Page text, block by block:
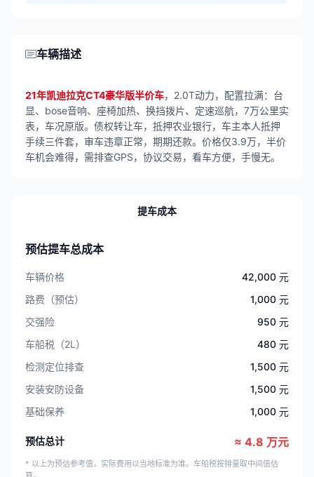
车辆描述
21年凯迪拉克CT4豪华版半价车，2.0T动力，配置拉满：台
显、bose音响、座椅加热、换挡拨片、定速巡航，7万公里实
表，车况原版。债权转让车，抵押农业银行，车主本人抵押
手续三件套，审车违章正常，期期还款。价格仅3.9万，半价
车机会难得，需排查GPS，协议交易，看车方便，手慢无。
提车成本
预估提车总成本
车辆价格
42,000 元
路费（预估）
1,000 元
交强险
950 元
车船税（2L）
480 元
检测定位排查
1,500 元
安装安防设备
1,500 元
基础保养
1,000 元
预估总计 ≈ 4.8 万元
* 以上为预估参考值，实际费用以当地标准为准。车船税按排量取中间值估